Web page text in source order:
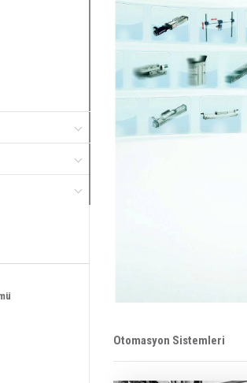
Otomasyon Sistemleri